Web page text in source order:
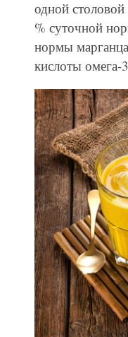
одной
% суточной
нормы
кислоты омега-